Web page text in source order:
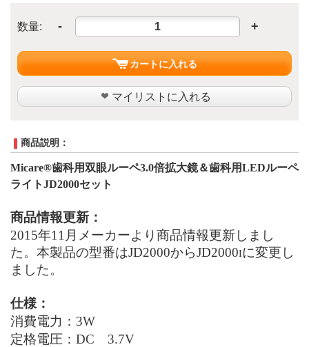
数量: - +
カートに入れる
マイリストに入れる
商品説明：
Micare®歯科用双眼ルーペ3.0倍拡大鏡＆歯科用LEDルーペ
ライトJD2000セット
商品情報更新：
2015年11月メーカーより商品情報更新しまし
た。本製品の型番はJD2000からJD2000Iに変更し
ました。
仕様：
消費電力： 3W
定格電圧： DC
3.7V